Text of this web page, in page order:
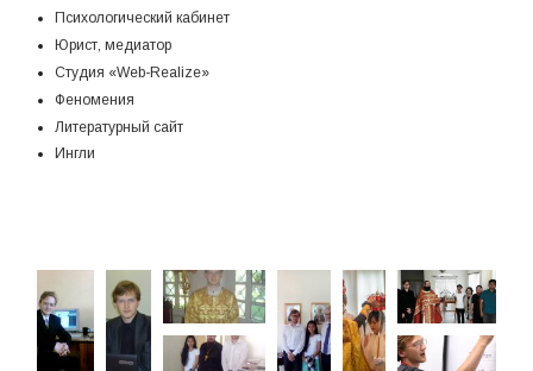
Психологический кабинет
Юрист, медиатор
Студия «Web-Realize»
Феномения
Литературный сайт
Ингли